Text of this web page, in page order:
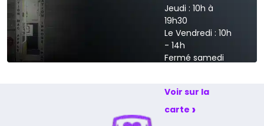
Jeudi : 10h à
19h30
Le Vendredi : 10h
- 14h
Fermé samedi
Voir sur la
carte ›